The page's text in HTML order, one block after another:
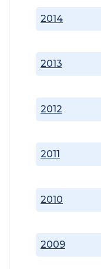
2009
2010
2011
2012
2013
2014